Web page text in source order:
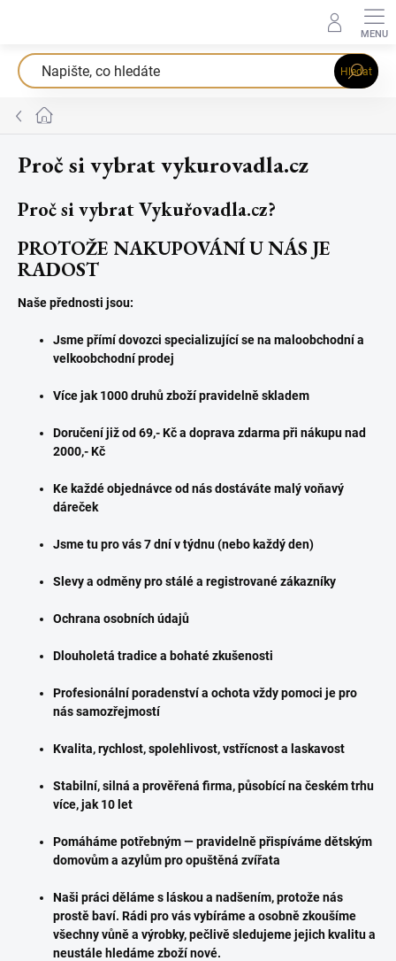
Hledat
Domů
Proč si vybrat vykurovadla.cz
Proč si vybrat Vykuřovadla.cz?
PROTOŽE NAKUPOVÁNÍ U NÁS JE
RADOST
Naše přednosti jsou:
Jsme přímí dovozci specializující se na maloobchodní a
velkoobchodní prodej
Více jak 1000 druhů zboží pravidelně skladem
Doručení již od 69,- Kč a doprava zdarma při nákupu nad
2000,- Kč
Ke každé objednávce od nás dostáváte malý voňavý
dáreček
Jsme tu pro vás 7 dní v týdnu (nebo každý den)
Slevy a odměny pro stálé a registrované zákazníky
Ochrana osobních údajů
Dlouholetá tradice a bohaté zkušenosti
Profesionální poradenství a ochota vždy pomoci je pro
nás samozřejmostí
Kvalita, rychlost, spolehlivost, vstřícnost a laskavost
Stabilní, silná a prověřená firma, působící na českém trhu
více, jak 10 let
Pomáháme potřebným — pravidelně přispíváme dětským
domovům a azylům pro opuštěná zvířata
Naši práci děláme s láskou a nadšením, protože nás
prostě baví. Rádi pro vás vybíráme a osobně zkoušíme
všechny vůně a výrobky, pečlivě sledujeme jejich kvalitu a
neustále hledáme zboží nové.